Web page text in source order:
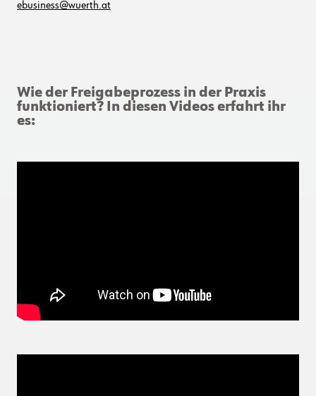
ebusiness@wuerth.at
Wie der Freigabeprozess in der Praxis
funktioniert? In diesen Videos erfahrt ihr
es: